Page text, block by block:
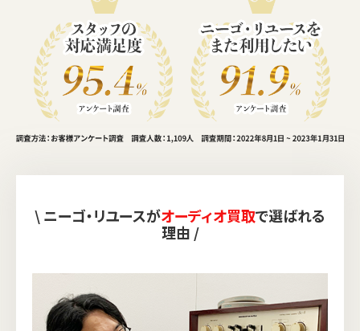
\ ニーゴ・リユースがオーディオ買取で選ばれる
理由 /